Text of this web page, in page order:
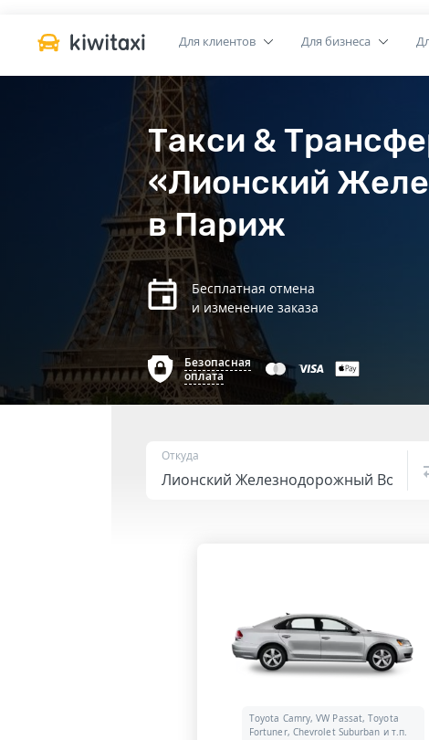
Для клиентов Для бизнеса
Такси &
«Лионский
в Париж
Бесплатная отмена
и изменение заказа
Безопасная
оплата
Откуда
Toyota Camry, VW Passat, Toyota
Fortuner, Chevrolet Suburban и т.п.